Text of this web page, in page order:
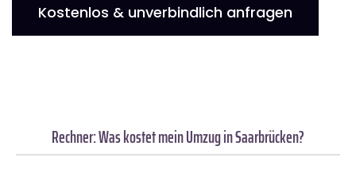
Kostenlos & unverbindlich anfragen
Rechner: Was kostet mein Umzug in Saarbrücken?